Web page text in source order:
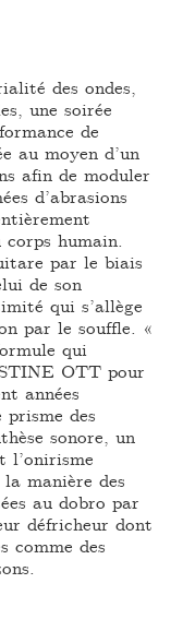
des ondes,
une soirée
de
au moyen d’un
afin de moduler
d’abrasions
humain.
par le biais
de son
qui s’allège
par le souffle. «
qui
OTT pour
années
prisme des
sonore, un
l’onirisme
manière des
au dobro par
défricheur dont
comme des